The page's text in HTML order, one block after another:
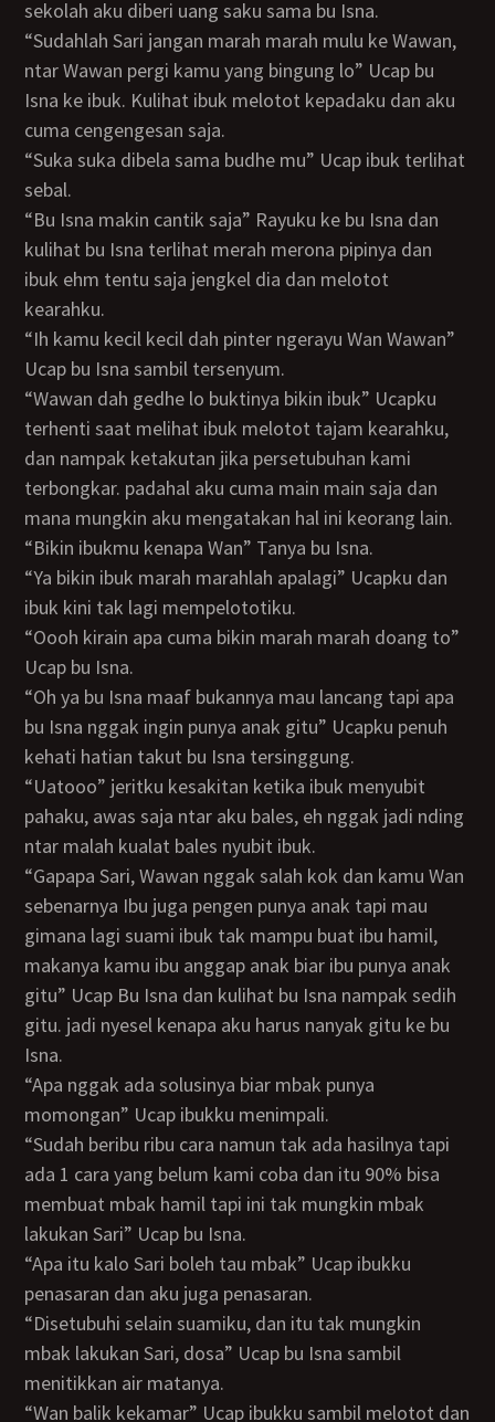
sekolah aku diberi uang saku sama bu Isna.
“Sudahlah Sari jangan marah marah mulu ke Wawan,
ntar Wawan pergi kamu yang bingung lo” Ucap bu
Isna ke ibuk. Kulihat ibuk melotot kepadaku dan aku
cuma cengengesan saja.
“Suka suka dibela sama budhe mu” Ucap ibuk terlihat
sebal.
“Bu Isna makin cantik saja” Rayuku ke bu Isna dan
kulihat bu Isna terlihat merah merona pipinya dan
ibuk ehm tentu saja jengkel dia dan melotot
kearahku.
“Ih kamu kecil kecil dah pinter ngerayu Wan Wawan”
Ucap bu Isna sambil tersenyum.
“Wawan dah gedhe lo buktinya bikin ibuk” Ucapku
terhenti saat melihat ibuk melotot tajam kearahku,
dan nampak ketakutan jika persetubuhan kami
terbongkar. padahal aku cuma main main saja dan
mana mungkin aku mengatakan hal ini keorang lain.
“Bikin ibukmu kenapa Wan” Tanya bu Isna.
“Ya bikin ibuk marah marahlah apalagi” Ucapku dan
ibuk kini tak lagi mempelototiku.
“Oooh kirain apa cuma bikin marah marah doang to”
Ucap bu Isna.
“Oh ya bu Isna maaf bukannya mau lancang tapi apa
bu Isna nggak ingin punya anak gitu” Ucapku penuh
kehati hatian takut bu Isna tersinggung.
“Uatooo” jeritku kesakitan ketika ibuk menyubit
pahaku, awas saja ntar aku bales, eh nggak jadi nding
ntar malah kualat bales nyubit ibuk.
“Gapapa Sari, Wawan nggak salah kok dan kamu Wan
sebenarnya Ibu juga pengen punya anak tapi mau
gimana lagi suami ibuk tak mampu buat ibu hamil,
makanya kamu ibu anggap anak biar ibu punya anak
gitu” Ucap Bu Isna dan kulihat bu Isna nampak sedih
gitu. jadi nyesel kenapa aku harus nanyak gitu ke bu
Isna.
“Apa nggak ada solusinya biar mbak punya
momongan” Ucap ibukku menimpali.
“Sudah beribu ribu cara namun tak ada hasilnya tapi
ada 1 cara yang belum kami coba dan itu 90% bisa
membuat mbak hamil tapi ini tak mungkin mbak
lakukan Sari” Ucap bu Isna.
“Apa itu kalo Sari boleh tau mbak” Ucap ibukku
penasaran dan aku juga penasaran.
“Disetubuhi selain suamiku, dan itu tak mungkin
mbak lakukan Sari, dosa” Ucap bu Isna sambil
menitikkan air matanya.
“Wan balik kekamar” Ucap ibukku sambil melotot dan